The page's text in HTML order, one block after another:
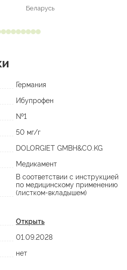
Беларусь
Германия
Ибупрофен
№1
50 мг/г
DOLORGIET GMBH&CO.KG
Медикамент
В соответствии с инструкцией
по медицинскому применению
(листком-вкладышем)
Открыть
01.09.2028
нет